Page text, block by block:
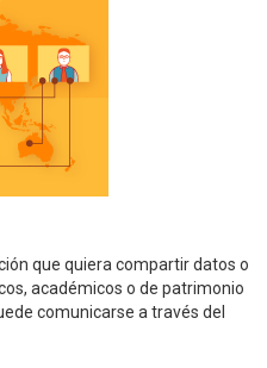
que quiera compartir datos o
académicos o de patrimonio
comunicarse a través del